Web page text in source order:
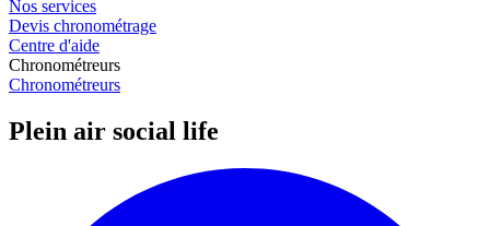
Nos services
Devis chronométrage
Centre d'aide
Chronométreurs
Chronométreurs
Plein air social life